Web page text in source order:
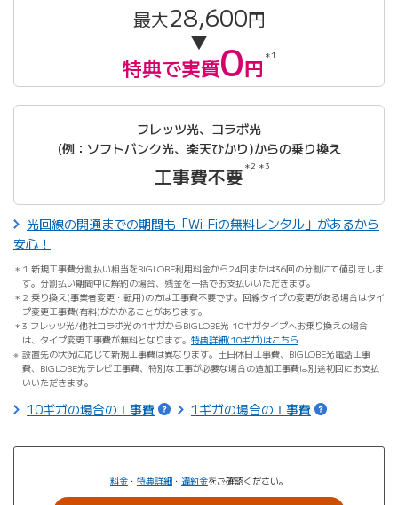
最大28,600円
▼
特典で実質0円 ＊1
フレッツ光、コラボ光
(例：ソフトバンク光、楽天ひかり)からの乗り換え
工事費不要 ＊2 ＊3
光回線の開通までの期間も「Wi-Fiの無料レンタル」があるから
安心！
1 新規工事費分割払い相当をBIGLOBE利用料金から24回または36回の分割にて値引きしま
す。分割払い期間中に解約の場合、残金を一括でお支払いいただきます。
2 乗り換え(事業者変更・転用)の方は工事費不要です。回線タイプの変更がある場合はタイ
プ変更工事費(有料)がかかることがあります。
3 フレッツ光/他社コラボ光の1ギガからBIGLOBE光 10ギガタイプへお乗り換えの場合
は、タイプ変更工事費が無料となります。 特典詳細(10ギガ)はこちら
設置先の状況に応じて新規工事費は異なります。土日休日工事費、BIGLOBE光電話工事
費、BIGLOBE光テレビ工事費、特別な工事が必要な場合の追加工事費は別途初回にお支払
いいただきます。
10ギガの場合の工事費 1ギガの場合の工事費
料金 ・ 特典詳細 ・ 違約金をご確認ください。